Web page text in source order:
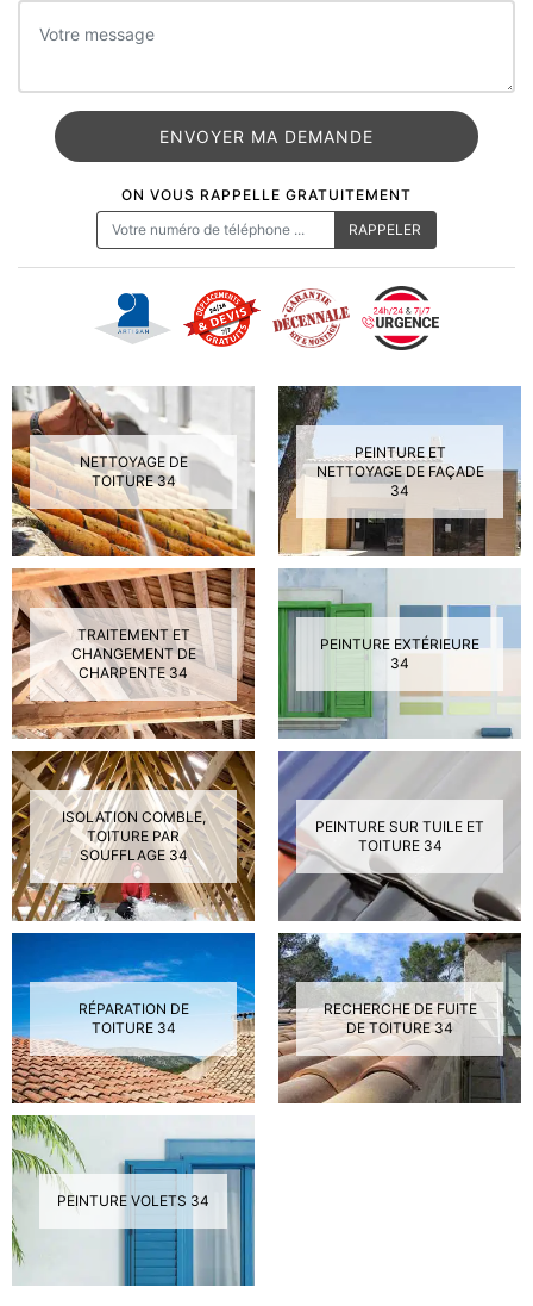
ON VOUS RAPPELLE GRATUITEMENT
NETTOYAGE DE
TOITURE 34
PEINTURE ET
NETTOYAGE DE FAÇADE
34
TRAITEMENT ET
CHANGEMENT DE
CHARPENTE 34
PEINTURE EXTÉRIEURE
34
ISOLATION COMBLE,
TOITURE PAR
SOUFFLAGE 34
PEINTURE SUR TUILE ET
TOITURE 34
RÉPARATION DE
TOITURE 34
RECHERCHE DE FUITE
DE TOITURE 34
PEINTURE VOLETS 34